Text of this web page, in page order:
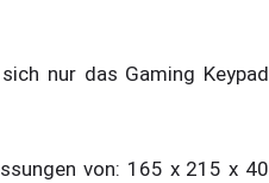
nur das Gaming Keypad
von: 165 x 215 x 40